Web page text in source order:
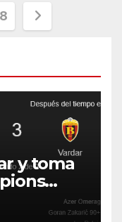
y toma